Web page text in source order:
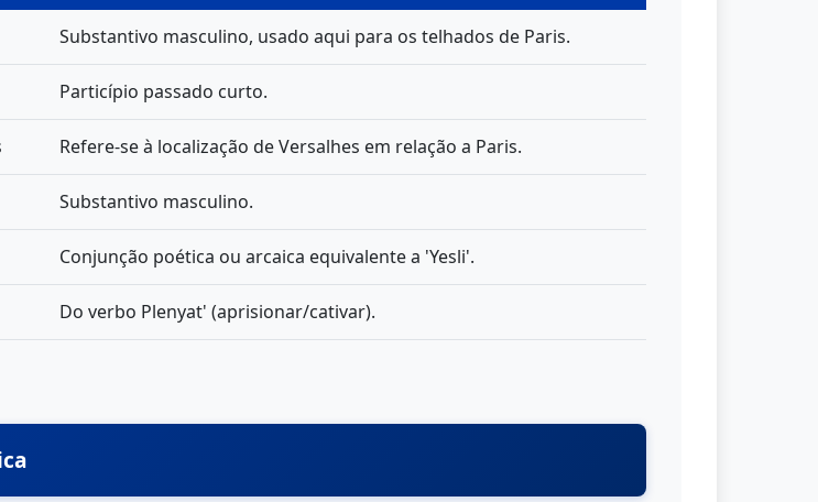
Substantivo masculino, usado aqui para os telhados de Paris.
Particípio passado curto.
Refere-se à localização de Versalhes em relação a Paris.
Substantivo masculino.
Conjunção poética ou arcaica equivalente a 'Yesli'.
Do verbo Plenyat' (aprisionar/cativar).